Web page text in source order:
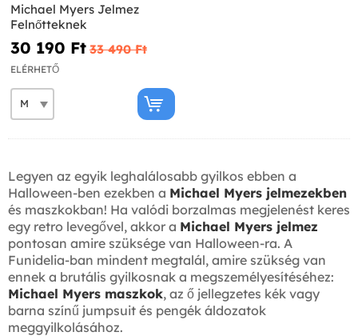
Michael Myers Jelmez
Felnőtteknek
30 190 Ft‎ 33 490 Ft‎
ELÉRHETŐ
Legyen az egyik leghalálosabb gyilkos ebben a
Halloween-ben ezekben a Michael Myers jelmezekben
és maszkokban! Ha valódi borzalmas megjelenést keres
egy retro levegővel, akkor a Michael Myers jelmez
pontosan amire szüksége van Halloween-ra. A
Funidelia-ban mindent megtalál, amire szükség van
ennek a brutális gyilkosnak a megszemélyesítéséhez:
Michael Myers maszkok, az ő jellegzetes kék vagy
barna színű jumpsuit és pengék áldozatok
meggyilkolásához.